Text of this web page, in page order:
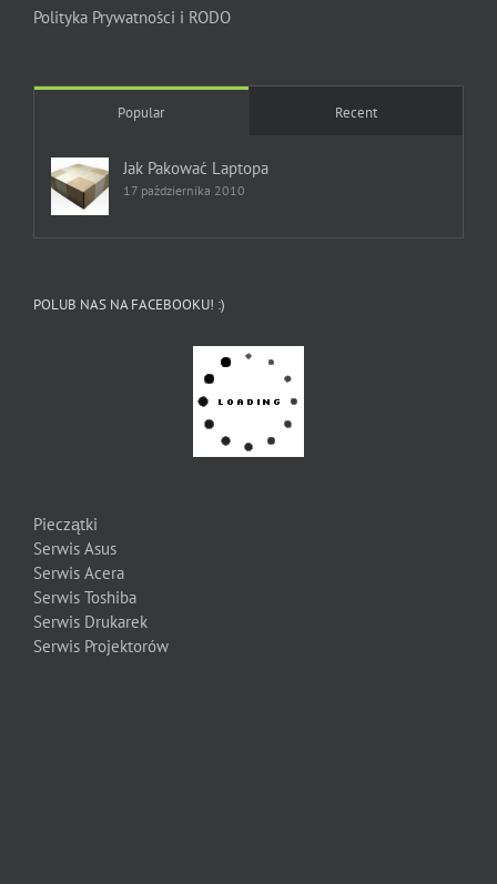
Polityka Prywatności i RODO
Popular Recent
Jak Pakować Laptopa
17 października 2010
POLUB NAS NA FACEBOOKU! :)
Pieczątki
Serwis Asus
Serwis Acera
Serwis Toshiba
Serwis Drukarek
Serwis Projektorów